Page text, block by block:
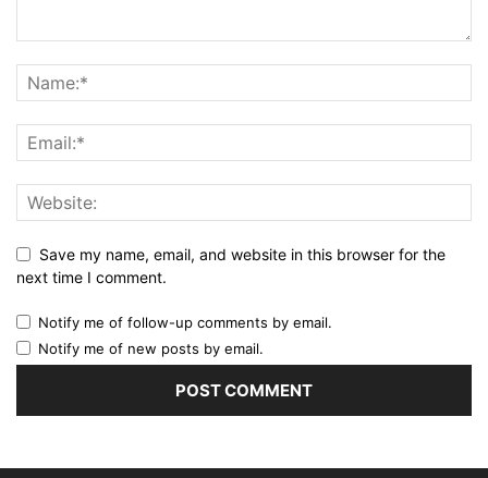
Save my name, email, and website in this browser for the
next time I comment.
Notify me of follow-up comments by email.
Notify me of new posts by email.